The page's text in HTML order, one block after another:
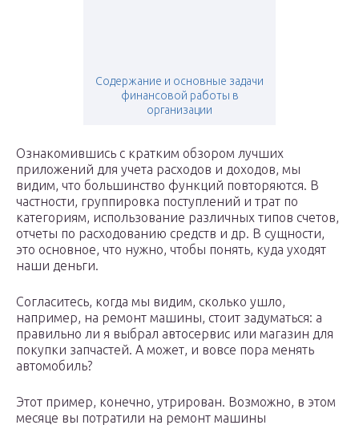
Содержание и основные задачи
финансовой работы в
организации
Ознакомившись с кратким обзором лучших
приложений для учета расходов и доходов, мы
видим, что большинство функций повторяются. В
частности, группировка поступлений и трат по
категориям, использование различных типов счетов,
отчеты по расходованию средств и др. В сущности,
это основное, что нужно, чтобы понять, куда уходят
наши деньги.
Согласитесь, когда мы видим, сколько ушло,
например, на ремонт машины, стоит задуматься: а
правильно ли я выбрал автосервис или магазин для
покупки запчастей. А может, и вовсе пора менять
автомобиль?
Этот пример, конечно, утрирован. Возможно, в этом
месяце вы потратили на ремонт машины